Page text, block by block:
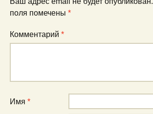
поля помечены *
Комментарий *
Имя *